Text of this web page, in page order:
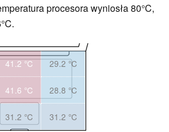
procesora wyniosła 80°C,
41.2 °C 29.2 °C
41.6 °C 28.8 °C
31.2 °C 31.2 °C